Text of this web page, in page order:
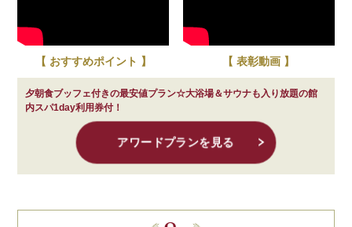
【 おすすめポイント 】 【 表彰動画 】
夕朝食ブッフェ付きの最安値プラン☆大浴場＆サウナも入り放題の館
内スパ1day利用券付！
アワードプランを見る